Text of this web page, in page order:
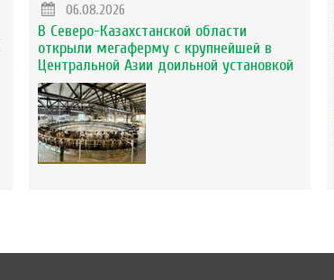
06.08.2026
В Северо-Казахстанской области
открыли мегаферму с крупнейшей в
Центральной Азии доильной установкой